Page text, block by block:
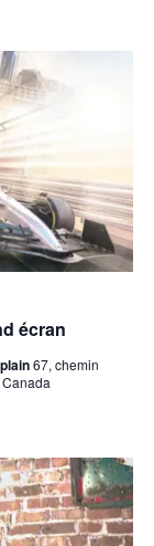
écran
67, chemin